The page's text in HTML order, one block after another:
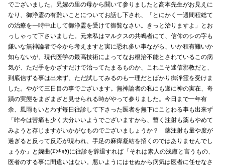
でございました。兄嫁の里の母から聞いて参りましたと高本先生がお見えに
なり、御浄霊の有難いことについてお話し下され、「とにかく一週間程総て
の治療を一時中止して御浄霊を受けて御覧なさい。きっと治りますよ」とお
っしゃって下さいました。元来私はマルクスの共鳴者にて、信仰のシの字も
嫌いな無神論者で今から考えますと実に恐れ多い事ながら、いか程有難いか
知らないが、現代医学の最高技術によってなお根治不能とされているこの病
気が、ただ手をかざすだけで治ってたまるものか、これこそ迷信邪教だと、
到底信ずる事は出来ず、ただ試してみるのも一理だとばかり御浄霊を受けま
した。やがて三日目の事でございます。無神論者の私にも遂に神の実在、奇
蹟の実態をまざまざと見せられる時がやって参りました。今日まで一年有
余、風雨もいとわず毎日往診して下さった医者を無下にことわる事も出来ず
「昨今は苦痛も少く大分いいようでございますから、暫く注射も薬もやめて
みようと存じますがいかがなものでございましょうか？ 薬注射も量や度が
過ぎると反って反応が現われ、手足の麻痺凝結を招くのではありませんでし
ょうか」と婉曲(ｴﾝｷｮｸ)に往診を辞退すれば「それは素人の浅慮と言うもの、
医者のする事に間違いはない。悪いようにはせぬから病気は医者に任せなさ